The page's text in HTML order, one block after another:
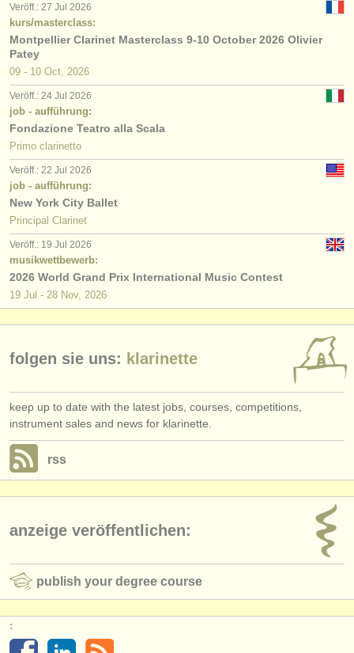
Veröff.: 27 Jul 2026
kurs/masterclass:
Montpellier Clarinet Masterclass 9-10 October 2026 Olivier
Patey
09 - 10 Oct, 2026
Veröff.: 24 Jul 2026
job - aufführung:
Fondazione Teatro alla Scala
Primo clarinetto
Veröff.: 22 Jul 2026
job - aufführung:
New York City Ballet
Principal Clarinet
Veröff.: 19 Jul 2026
musikwettbewerb:
2026 World Grand Prix International Music Contest
19 Jul - 28 Nov, 2026
folgen sie uns: klarinette
keep up to date with the latest jobs, courses, competitions,
instrument sales and news for klarinette.
rss
anzeige veröffentlichen:
publish your degree course
: